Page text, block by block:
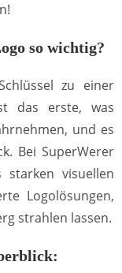
so wichtig?
zu einer
das erste, was
und es
Bei SuperWerer
visuellen
Logolösungen,
strahlen lassen.